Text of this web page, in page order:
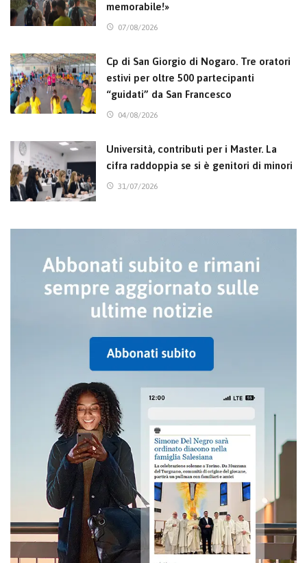
memorabile!»
07/08/2026
Cp di San Giorgio di Nogaro. Tre oratori
estivi per oltre 500 partecipanti
“guidati” da San Francesco
04/08/2026
Università, contributi per i Master. La
cifra raddoppia se si è genitori di minori
31/07/2026